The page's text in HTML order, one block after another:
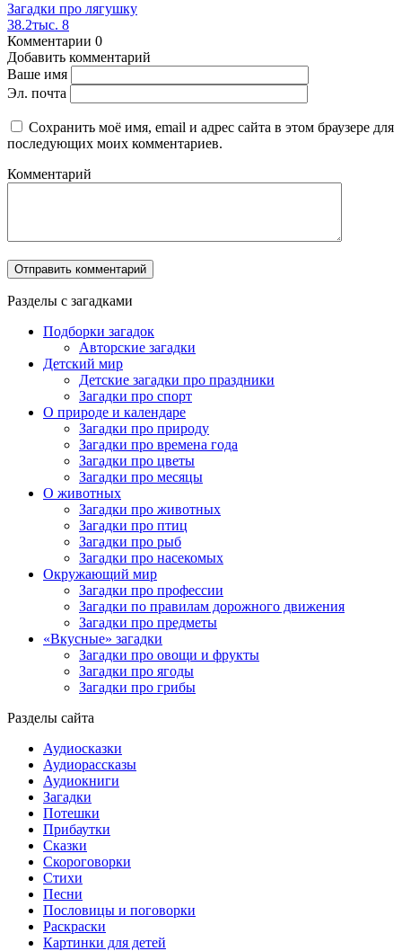
Загадки про лягушку
38.2тыс. 8
Комментарии 0
Добавить комментарий
Ваше имя
Эл. почта
Сохранить моё имя, email и адрес сайта в этом браузере для
последующих моих комментариев.
Комментарий
Разделы с загадками
Подборки загадок
Авторские загадки
Детский мир
Детские загадки про праздники
Загадки про спорт
О природе и календаре
Загадки про природу
Загадки про времена года
Загадки про цветы
Загадки про месяцы
О животных
Загадки про животных
Загадки про птиц
Загадки про рыб
Загадки про насекомых
Окружающий мир
Загадки про профессии
Загадки по правилам дорожного движения
Загадки про предметы
«Вкусные» загадки
Загадки про овощи и фрукты
Загадки про ягоды
Загадки про грибы
Разделы сайта
Аудиосказки
Аудиорассказы
Аудиокниги
Загадки
Потешки
Прибаутки
Сказки
Скороговорки
Стихи
Песни
Пословицы и поговорки
Раскраски
Картинки для детей